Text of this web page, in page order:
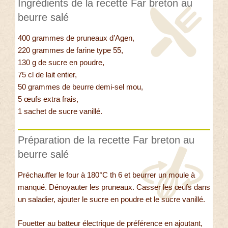
Ingrédients de la recette Far breton au
beurre salé
400 grammes de pruneaux d’Agen,
220 grammes de farine type 55,
130 g de sucre en poudre,
75 cl de lait entier,
50 grammes de beurre demi-sel mou,
5 œufs extra frais,
1 sachet de sucre vanillé.
Préparation de la recette Far breton au
beurre salé
Préchauffer le four à 180°C th 6 et beurrer un moule à
manqué. Dénoyauter les pruneaux. Casser les œufs dans
un saladier, ajouter le sucre en poudre et le sucre vanillé.
Fouetter au batteur électrique de préférence en ajoutant,